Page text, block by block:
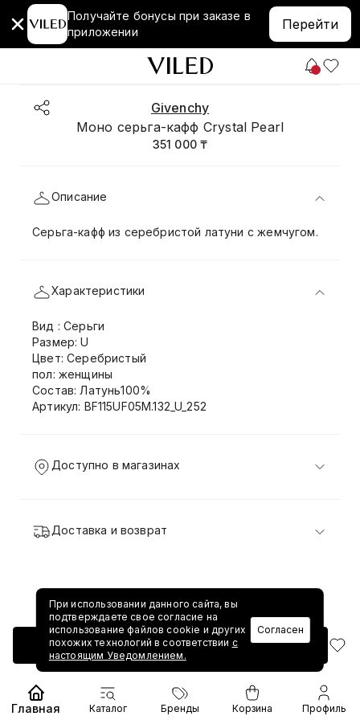
Получайте бонусы при заказе в
приложении
Перейти
Givenchy
Моно серьга-кафф Crystal Pearl
351 000 ₸
Добавить в корзину
Описание
Серьга-кафф из серебристой латуни с жемчугом.
Характеристики
Вид : Серьги
Размер: U
Цвет: Серебристый
пол: женщины
Состав: Латунь100%
Артикул: BF115UF05M.132_U_252
Доступно в магазинах
Доставка и возврат
При использовании данного сайта, вы
подтверждаете свое согласие на
использование файлов cookie и других
похожих технологий в соответствии с
настоящим Уведомлением.
Согласен
Главная Каталог Бренды Корзина Профиль